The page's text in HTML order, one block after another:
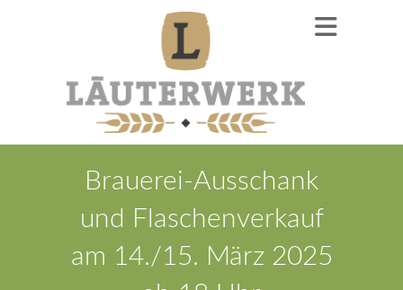
Brauerei-Ausschank
und Flaschenverkauf
am 14./15. März 2025